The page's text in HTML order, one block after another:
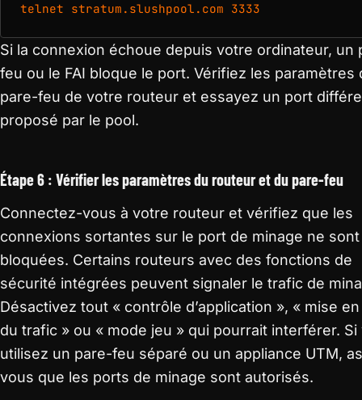
telnet stratum.slushpool.com 3333
Si la connexion échoue depuis votre ordinateur, un
feu ou le FAI bloque le port. Vérifiez les paramètres
pare-feu de votre routeur et essayez un port
proposé par le pool.
Étape 6 : Vérifier les paramètres du routeur et du pare-feu
Connectez-vous à votre routeur et vérifiez que les
connexions sortantes sur le port de minage ne
bloquées. Certains routeurs avec des fonctions de
sécurité intégrées peuvent signaler le trafic de
Désactivez tout « contrôle d’application », « mise
du trafic » ou « mode jeu » qui pourrait interférer. Si
utilisez un pare-feu séparé ou un appliance UTM,
vous que les ports de minage sont autorisés.